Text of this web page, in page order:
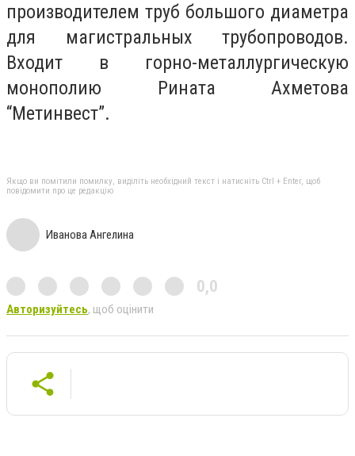
производителем труб большого диаметра
для магистральных трубопроводов.
Входит в горно-металлургическую
монополию Рината Ахметова
“Метинвест”.
Якщо ви помітили помилку, виділіть необхідний текст і натисніть Ctrl + Enter, щоб
повідомити про це редакцію
Иванова Ангелина
0,0
Авторизуйтесь, щоб оцінити